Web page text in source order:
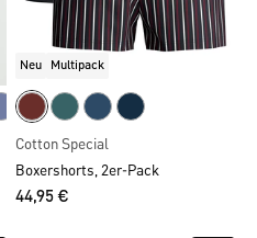
Neu Multipack
Cotton Special
Boxershorts, 2er-Pack
44,95 €